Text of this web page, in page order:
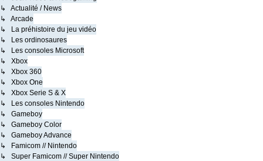
↳ Actualité / News
↳ Arcade
↳ La préhistoire du jeu vidéo
↳ Les ordinosaures
↳ Les consoles Microsoft
↳ Xbox
↳ Xbox 360
↳ Xbox One
↳ Xbox Serie S & X
↳ Les consoles Nintendo
↳ Gameboy
↳ Gameboy Color
↳ Gameboy Advance
↳ Famicom // Nintendo
↳ Super Famicom // Super Nintendo